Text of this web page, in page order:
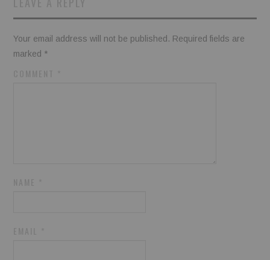
Your email address will not be published. Required fields are
marked *